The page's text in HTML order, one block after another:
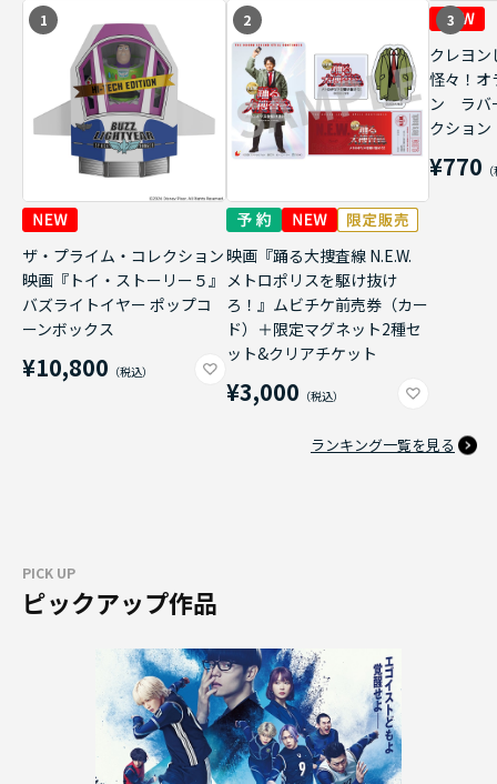
1
ザ・プライム・コレクション
映画『トイ・ストーリー５』
バズライトイヤー ポップコ
ーンボックス
¥10,800
2
映画『踊る大捜査線 N.E.W.
メトロポリスを駆け抜け
ろ！』ムビチケ前売券（カー
ド）＋限定マグネット2種セ
ット&クリアチケット
¥3,000
3
クレヨン
怪々！オ
ン ラバ
クショ
¥770
ランキング一覧を見る
PICK UP
ピックアップ作品